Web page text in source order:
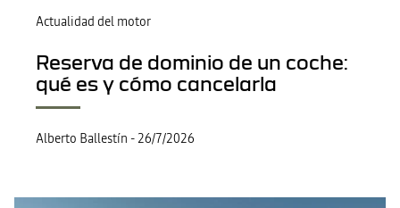
Actualidad del motor
Reserva de dominio de un coche:
qué es y cómo cancelarla
Alberto Ballestín -26/7/2026